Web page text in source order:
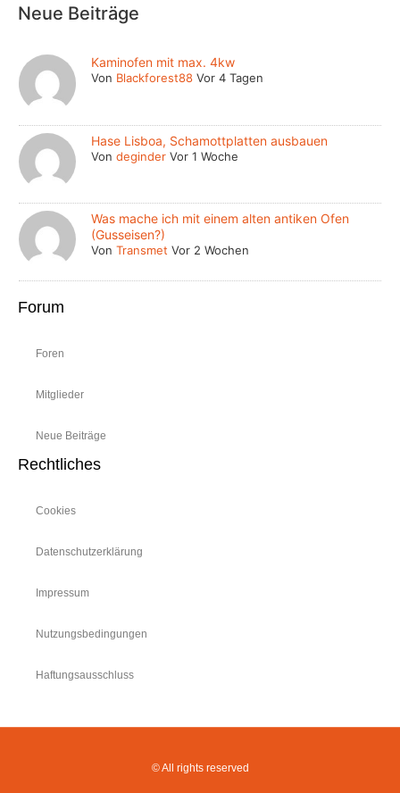
Neue Beiträge
Kaminofen mit max. 4kw
Von Blackforest88 Vor 4 Tagen
Hase Lisboa, Schamottplatten ausbauen
Vondeginder Vor 1 Woche
Was mache ich mit einem alten antiken Ofen
(Gusseisen?)
VonTransmet Vor 2 Wochen
Forum
Foren
Mitglieder
Neue Beiträge
Rechtliches
Cookies
Datenschutzerklärung
Impressum
Nutzungsbedingungen
Haftungsausschluss
© All rights reserved